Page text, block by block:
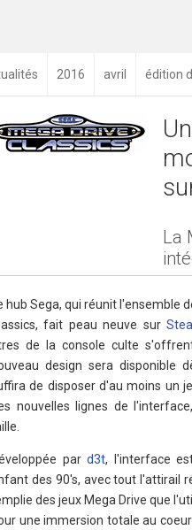
2016 avril édition
La
hub Sega, qui réunit l'ensemble
fait peau neuve sur
de la console culte
design sera disponible
de disposer d'au moins un
nouvelles lignes de
pard3t, l'interface
des 90's, avec tout l'attirail
des jeux Mega Drive que
une immersion totale au